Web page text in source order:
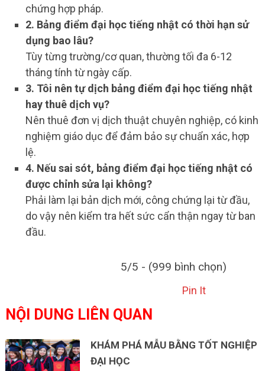
chứng hợp pháp.
2. Bảng điểm đại học tiếng nhật có thời hạn sử
dụng bao lâu?
Tùy từng trường/cơ quan, thường tối đa 6-12
tháng tính từ ngày cấp.
3. Tôi nên tự dịch bảng điểm đại học tiếng nhật
hay thuê dịch vụ?
Nên thuê đơn vị dịch thuật chuyên nghiệp, có kinh
nghiệm giáo dục để đảm bảo sự chuẩn xác, hợp
lệ.
4. Nếu sai sót, bảng điểm đại học tiếng nhật có
được chỉnh sửa lại không?
Phải làm lại bản dịch mới, công chứng lại từ đầu,
do vậy nên kiểm tra hết sức cẩn thận ngay từ ban
đầu.
5/5 - (999 bình chọn)
Pin It
NỘI DUNG LIÊN QUAN
KHÁM PHÁ MẪU BẰNG TỐT NGHIỆP
ĐẠI HỌC